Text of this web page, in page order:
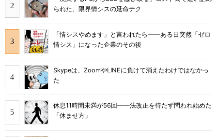
られた、限界情シスの延命テク
「情シスやめます」と言われたら――ある日突然「ゼロ
情シス」になった企業のその後
Skypeは、ZoomやLINEに負けて消えたわけではなかっ
た
休息11時間未満が56回――法改正を待たず問われ始めた
「休ませ方」